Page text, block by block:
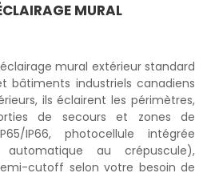
MURAL
mural extérieur standard
bâtiments industriels canadiens
ils éclairent les périmètres,
de secours et zones de
IP66, photocellule intégrée
automatique au crépuscule),
cutoff selon votre besoin de